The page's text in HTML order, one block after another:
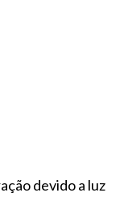
devido a luz